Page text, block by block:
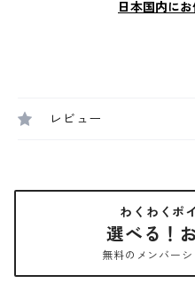
日本国内に
レビュー
わくわくポ
選べる！
無料のメンバー